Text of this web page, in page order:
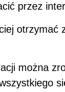
przez
otrzymać
można